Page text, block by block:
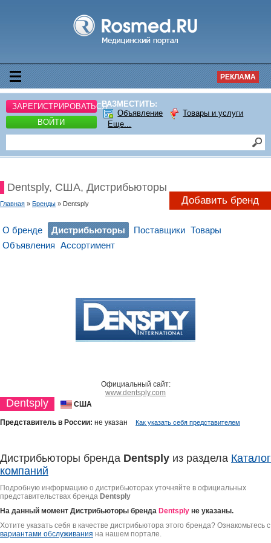
РЕКЛАМА
ЗАРЕГИСТРИРОВАТЬСЯ
ВОЙТИ
РАЗМЕСТИТЬ:
Объявление
Товары и услуги
Еще...
Dentsply, США, Дистрибьюторы
Главная » Бренды » Dentsply Добавить бренд
О бренде Дистрибьюторы Поставщики Товары
Объявления Ассортимент
Официальный сайт:
www.dentsply.com
Dentsply США
Представитель в России: не указан Как указать себя представителем
Дистрибьюторы бренда Dentsply из раздела Каталог
компаний
Подробную информацию о дистрибьюторах уточняйте в официальных
представительствах бренда Dentsply
На данный момент Дистрибьюторы бренда Dentsply не указаны.
Хотите указать себя в качестве дистрибьютора этого бренда? Ознакомьтесь с
вариантами обслуживания на нашем портале.